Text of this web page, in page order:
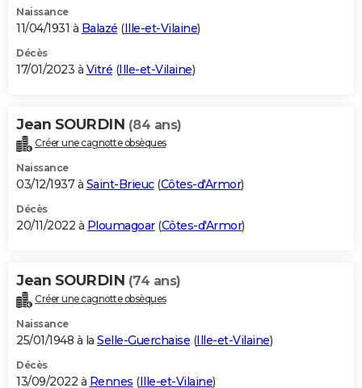
Naissance
11/04/1931 à Balazé (Ille-et-Vilaine)
Décès
17/01/2023 à Vitré (Ille-et-Vilaine)
Jean SOURDIN (84 ans)
Créer une cagnotte obsèques
Naissance
03/12/1937 à Saint-Brieuc(Côtes-d'Armor)
Décès
20/11/2022 à Ploumagoar(Côtes-d'Armor)
Jean SOURDIN (74 ans)
Créer une cagnotte obsèques
Naissance
25/01/1948 à la Selle-Guerchaise (Ille-et-Vilaine)
Décès
13/09/2022 à Rennes (Ille-et-Vilaine)